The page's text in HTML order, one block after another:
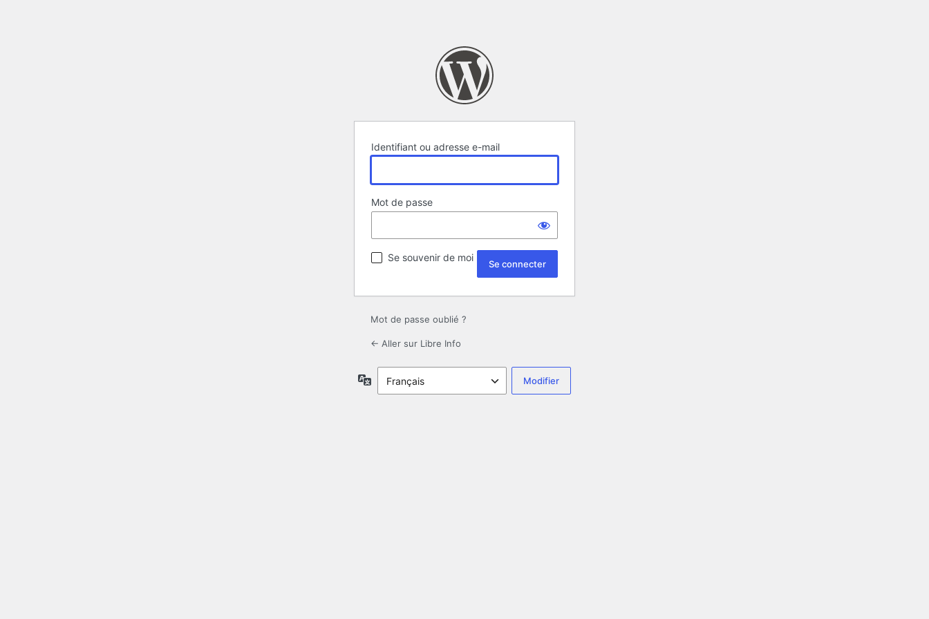
Identifiant ou adresse e-mail
Mot de passe
Se souvenir de moi
Mot de passe oublié ?
← Aller sur Libre Info
Langue